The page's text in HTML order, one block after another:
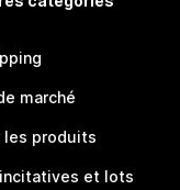
marché
les produits
et lots